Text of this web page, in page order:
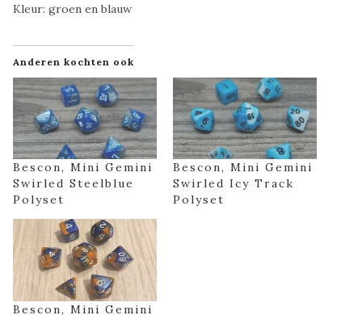
Kleur: groen en blauw
Anderen kochten ook
Bescon, Mini Gemini
Swirled Steelblue
Polyset
Bescon, Mini Gemini
Swirled Icy Track
Polyset
Bescon, Mini Gemini